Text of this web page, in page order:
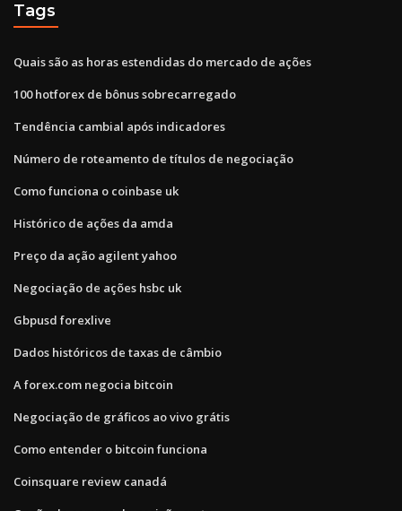
Tags
Quais são as horas estendidas do mercado de ações
100 hotforex de bônus sobrecarregado
Tendência cambial após indicadores
Número de roteamento de títulos de negociação
Como funciona o coinbase uk
Histórico de ações da amda
Preço da ação agilent yahoo
Negociação de ações hsbc uk
Gbpusd forexlive
Dados históricos de taxas de câmbio
A forex.com negocia bitcoin
Negociação de gráficos ao vivo grátis
Como entender o bitcoin funciona
Coinsquare review canadá